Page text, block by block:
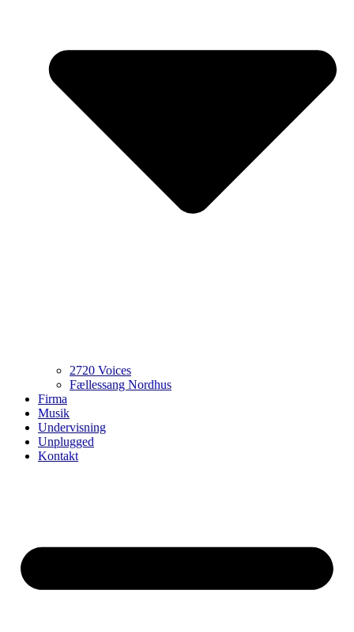
2720 Voices
Fællessang Nordhus
Firma
Musik
Undervisning
Unplugged
Kontakt